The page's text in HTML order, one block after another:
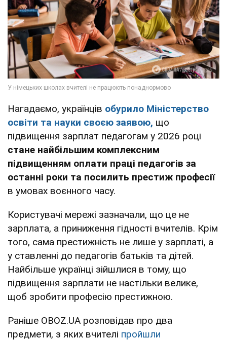
Нагадаємо, українців обурило Міністерство
освіти та науки своєю заявою, що
підвищення зарплат педагогам у 2026 році
стане найбільшим комплексним
підвищенням оплати праці педагогів за
останні роки та посилить престиж професії
в умовах воєнного часу.
Користувачі мережі зазначали, що це не
зарплата, а приниження гідності вчителів. Крім
того, сама престижність не лише у зарплаті, а
у ставленні до педагогів батьків та дітей.
Найбільше українці зійшлися в тому, що
підвищення зарплати не настільки велике,
щоб зробити професію престижною.
Раніше OBOZ.UA розповідав про два
предмети, з яких вчителі пройшли